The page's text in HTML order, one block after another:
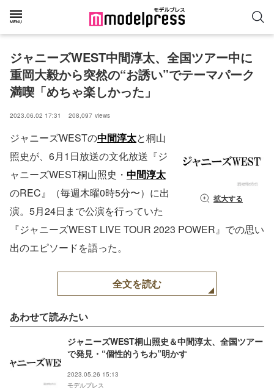
ジャニーズWEST中間淳太、全国ツアー中に
重岡大毅から突然の“お誘い”でテーマパーク
満喫「めちゃ楽しかった」
2023.06.02 17:31 208,097 views
拡大する
ジャニーズWESTの中間淳太と桐山
照史が、6月1日放送の文化放送『ジ
ャニーズWEST桐山照史・ 中間淳太
のREC』（毎週木曜0時5分〜）に出
演。5月24日まで公演を行っていた
『ジャニーズWEST LIVE TOUR 2023 POWER』での思い
出のエピソードを語った。
全文を読む
あわせて読みたい
ジャニーズWEST桐山照史＆中間淳太、全国ツアー
で発見・“個性的うちわ”明かす
2023.05.26 15:13
モデルプレス